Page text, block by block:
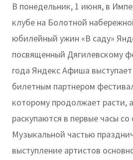
В понедельник, 1 июня, в
клубе на Болотной
юбилейный ужин «В саду»
посвященный Дягилевскому
года Яндекс Афиша
билетным партнером
которому продолжает расти,
раскупаются в первые часы
Музыкальной частью
выступление артистов